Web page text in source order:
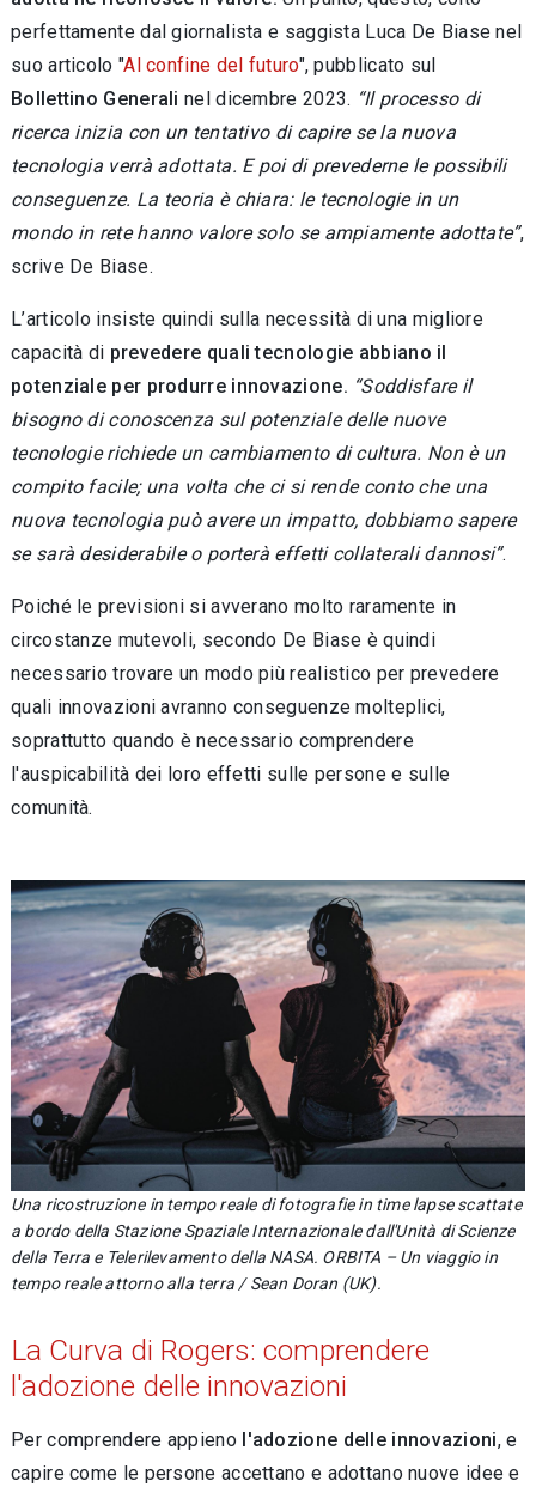
perfettamente dal giornalista e saggista Luca De Biase nel
suo articolo "Al confine del futuro", pubblicato sul
Bollettino Generali nel dicembre 2023. “Il processo di
ricerca inizia con un tentativo di capire se la nuova
tecnologia verrà adottata. E poi di prevederne le possibili
conseguenze. La teoria è chiara: le tecnologie in un
mondo in rete hanno valore solo se ampiamente adottate”,
scrive De Biase.
L’articolo insiste quindi sulla necessità di una migliore
capacità di prevedere quali tecnologie abbiano il
potenziale per produrre innovazione. “Soddisfare il
bisogno di conoscenza sul potenziale delle nuove
tecnologie richiede un cambiamento di cultura. Non è un
compito facile; una volta che ci si rende conto che una
nuova tecnologia può avere un impatto, dobbiamo sapere
se sarà desiderabile o porterà effetti collaterali dannosi”.
Poiché le previsioni si avverano molto raramente in
circostanze mutevoli, secondo De Biase è quindi
necessario trovare un modo più realistico per prevedere
quali innovazioni avranno conseguenze molteplici,
soprattutto quando è necessario comprendere
l'auspicabilità dei loro effetti sulle persone e sulle
comunità.
Una ricostruzione in tempo reale di fotografie in time lapse scattate
a bordo della Stazione Spaziale Internazionale dall'Unità di Scienze
della Terra e Telerilevamento della NASA. ORBITA – Un viaggio in
tempo reale attorno alla terra / Sean Doran (UK).
La Curva di Rogers: comprendere
l'adozione delle innovazioni
Per comprendere appieno l'adozione delle innovazioni, e
capire come le persone accettano e adottano nuove idee e